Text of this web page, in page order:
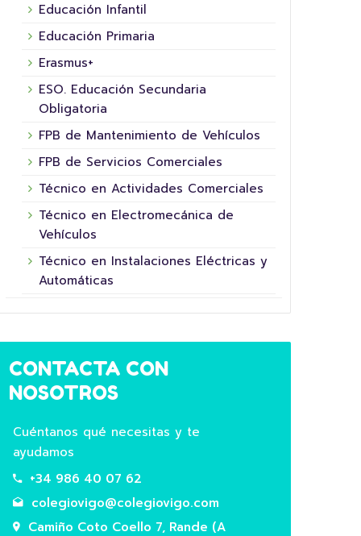
16 junio, 2026
5º XORNADA DE
SUPERHEROÍNAS E
SUPERHEROES FUNDACIÓN LA
NINETA
Educación Infantil
Educación Primaria
Erasmus+
ESO. Educación Secundaria
Obligatoria
FPB de Mantenimiento de Vehículos
FPB de Servicios Comerciales
Técnico en Actividades Comerciales
Técnico en Electromecánica de
Vehículos
Técnico en Instalaciones Eléctricas y
Automáticas
CONTACTA CON
NOSOTROS
Cuéntanos qué necesitas y te
ayudamos
+34 986 40 07 62
colegiovigo@colegiovigo.com
Camiño Coto Coello 7, Rande (A